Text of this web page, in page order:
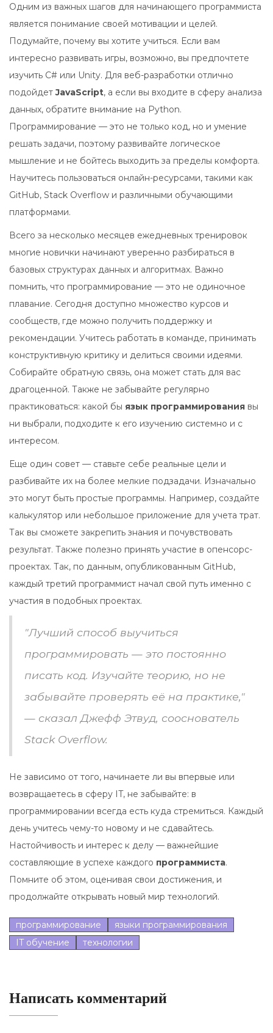
Одним из важных шагов для начинающего программиста
является понимание своей мотивации и целей.
Подумайте, почему вы хотите учиться. Если вам
интересно развивать игры, возможно, вы предпочтете
изучить C# или Unity. Для веб-разработки отлично
подойдетJavaScript, а если вы входите в сферу анализа
данных, обратите внимание на Python.
Программирование — это не только код, но и умение
решать задачи, поэтому развивайте логическое
мышление и не бойтесь выходить за пределы комфорта.
Научитесь пользоваться онлайн-ресурсами, такими как
GitHub, Stack Overflow и различными обучающими
платформами.
Всего за несколько месяцев ежедневных тренировок
многие новички начинают уверенно разбираться в
базовых структурах данных и алгоритмах. Важно
помнить, что программирование — это не одиночное
плавание. Сегодня доступно множество курсов и
сообществ, где можно получить поддержку и
рекомендации. Учитесь работать в команде, принимать
конструктивную критику и делиться своими идеями.
Собирайте обратную связь, она может стать для вас
драгоценной. Также не забывайте регулярно
практиковаться: какой бы язык программирования вы
ни выбрали, подходите к его изучению системно и с
интересом.
Еще один совет — ставьте себе реальные цели и
разбивайте их на более мелкие подзадачи. Изначально
это могут быть простые программы. Например, создайте
калькулятор или небольшое приложение для учета трат.
Так вы сможете закрепить знания и почувствовать
результат. Также полезно принять участие в опенсорс-
проектах. Так, по данным, опубликованным GitHub,
каждый третий программист начал свой путь именно с
участия в подобных проектах.
"Лучший способ выучиться
программировать — это постоянно
писать код. Изучайте теорию, но не
забывайте проверять её на практике,"
— сказал Джефф Этвуд, сооснователь
Stack Overflow.
Не зависимо от того, начинаете ли вы впервые или
возвращаетесь в сферу IT, не забывайте: в
программировании всегда есть куда стремиться. Каждый
день учитесь чему-то новому и не сдавайтесь.
Настойчивость и интерес к делу — важнейшие
составляющие в успехе каждого программиста.
Помните об этом, оценивая свои достижения, и
продолжайте открывать новый мир технологий.
программирование
языки программирования
IT обучение
технологии
Написать комментарий